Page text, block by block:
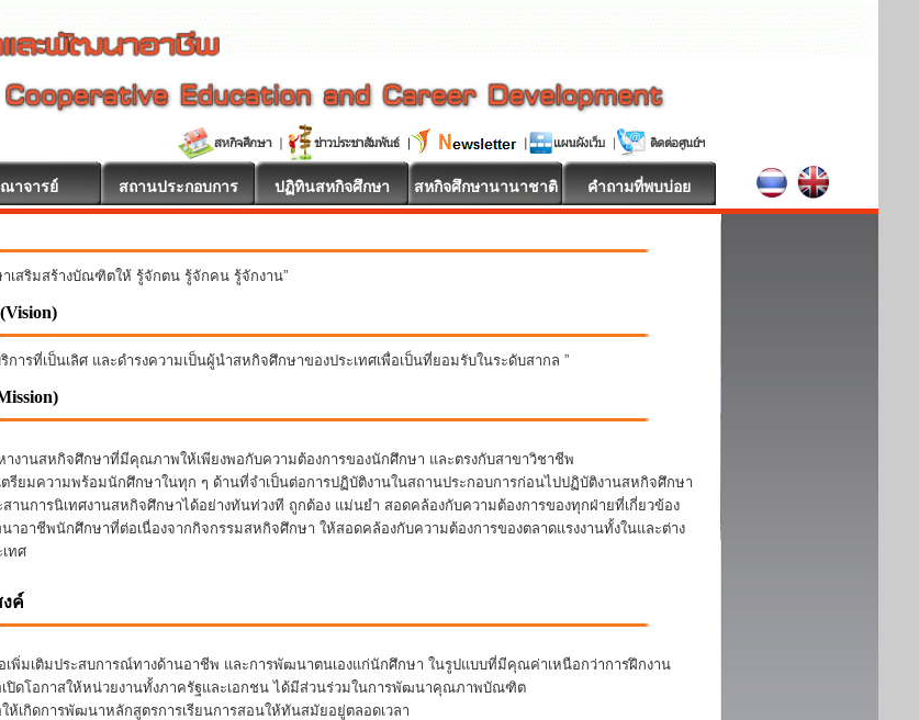
าจารย์ สถานประกอบการ ปฏิทินสหกิจศึกษา สหกิจศึกษานานาชาติ คำถามที่พบบ่อย
เสริมสร้างบัณฑิตให้ รู้จักตน รู้จักคน รู้จักงาน”
การที่เป็นเลิศ และดำรงความเป็นผู้นำสหกิจศึกษาของประเทศเพื่อเป็นที่ยอมรับในระดับสากล ”
างานสหกิจศึกษาที่มีคุณภาพให้เพียงพอกับความต้องการของนักศึกษา และตรงกับสาขาวิชาชีพ
ตรียมความพร้อมนักศึกษาในทุก ๆ ด้านที่จำเป็นต่อการปฏิบัติงานในสถานประกอบการก่อนไปปฏิบัติงานสหกิจศึกษา
สานการนิเทศงานสหกิจศึกษาได้อย่างทันท่วงที ถูกต้อง แม่นยำ สอดคล้องกับความต้องการของทุกฝ่ายที่เกี่ยวข้อง
าอาชีพนักศึกษาที่ต่อเนื่องจากกิจกรรมสหกิจศึกษา ให้สอดคล้องกับความต้องการของตลาดแรงงานทั้งในและต่าง
ทศ
ค์
เพิ่มเติมประสบการณ์ทางด้านอาชีพ และการพัฒนาตนเองแก่นักศึกษา ในรูปแบบที่มีคุณค่าเหนือกว่าการฝึกงาน
เปิดโอกาสให้หน่วยงานทั้งภาครัฐและเอกชน ได้มีส่วนร่วมในการพัฒนาคุณภาพบัณฑิต
ให้เกิดการพัฒนาหลักสูตรการเรียนการสอนให้ทันสมัยอยู่ตลอดเวลา